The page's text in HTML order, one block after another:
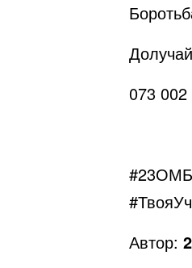
073 002
Автор: